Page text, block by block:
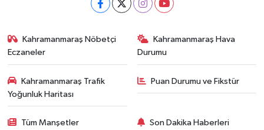
Kahramanmaraş Nöbetçi
Eczaneler
Kahramanmaraş Hava
Durumu
Kahramanmaraş Trafik
Yoğunluk Haritası
Puan Durumu ve Fikstür
Tüm Manşetler Son Dakika Haberleri